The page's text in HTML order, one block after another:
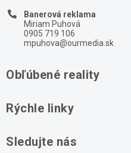
Banerová reklama
Miriam Puhová
0905 719 106
mpuhova@ourmedia.sk
Obľúbené reality
Domy na predaj
Rýchle linky
Sledujte nás